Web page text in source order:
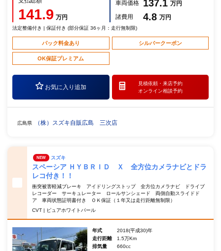
141.9 万円
車両価格 137.1 万円
諸費用
4.8 万円
法定整備付き | 保証付き (部分保証 36ヶ月：走行無制限)
パック料金あり シルバークーポン
OK保証プレミアム
お気に入り追加
見積依頼・ 来店予約
オンライン相談予約
広島県 （株）スズキ自販広島 三次店
NEW スズキ
スペーシア ＨＹＢＲＩＤ Ｘ 全方位カメラナビとドラ
レコ付き！！
衝突被害軽減ブレーキ アイドリングストップ 全方位カメラナビ ドライブ
レコーダー サーキュレーター ロールサンシェード 両側自動スライドド
ア 車両状態証明書付き ＯＫ保証（１年又は走行距離無制限）
CVT | ピュアホワイトパール
年式
2018(平成30)年
走行距離
1.5万Km
排気量
660cc